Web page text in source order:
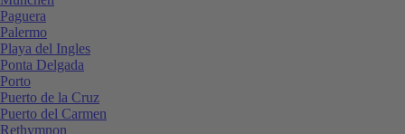
Paguera
Palermo
Playa del Ingles
Ponta Delgada
Porto
Puerto de la Cruz
Puerto del Carmen
Rethymnon